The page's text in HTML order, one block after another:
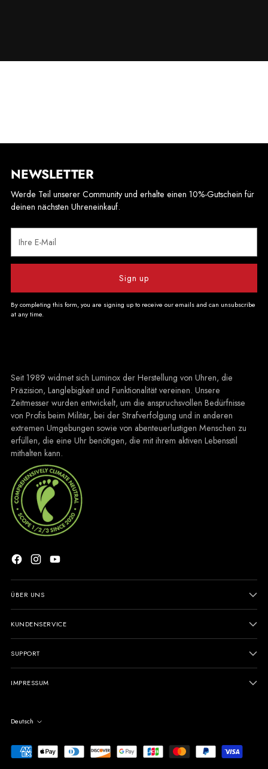
NEWSLETTER
Werde Teil unserer Community und erhalte einen 10%-Gutschein für
deinen nächsten Uhreneinkauf.
Mail
Sign up
By completing this form, you are signing up to receive our emails and can unsubscribe
at any time.
Seit 1989 widmet sich Luminox der Herstellung von Uhren, die
Präzision, Langlebigkeit und Funktionalität vereinen. Unsere
Zeitmesser wurden entwickelt, um die anspruchsvollen Bedürfnisse
von Profis beim Militär, bei der Strafverfolgung und in anderen
extremen Umgebungen sowie von abenteuerlustigen Menschen zu
erfüllen, die eine Uhr benötigen, die mit ihrem aktiven Lebensstil
mithalten kann.
ÜBER UNS
KUNDENSERVICE
SUPPORT
IMPRESSUM
Sprache
Deutsch